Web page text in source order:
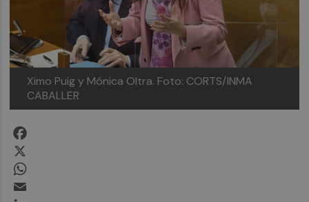
Ximo Puig y Mónica Oltra. Foto: CORTS/INMA
CABALLER